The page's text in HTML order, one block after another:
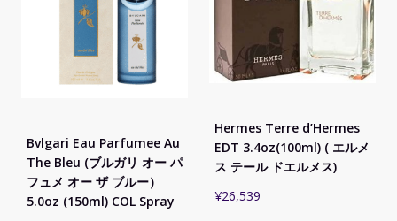
Bvlgari Eau Parfumee Au
The Bleu (ブルガリ オー パ
フュメ オー ザ ブルー）
5.0oz (150ml) COL Spray
Hermes Terre d’Hermes
EDT 3.4oz(100ml) ( エルメ
ス テール ドエルメス)
¥26,539